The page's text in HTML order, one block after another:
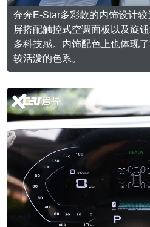
奔奔E-Star多彩款的内饰设计
屏搭配触控式空调面板以及旋
多科技感。内饰配色上也体现
较活泼的色系。